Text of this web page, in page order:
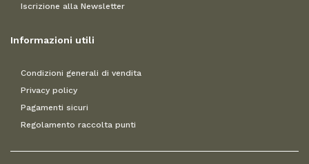
Iscrizione alla Newsletter
Informazioni utili
Condizioni generali di vendita
Privacy policy
Pagamenti sicuri
Regolamento raccolta punti